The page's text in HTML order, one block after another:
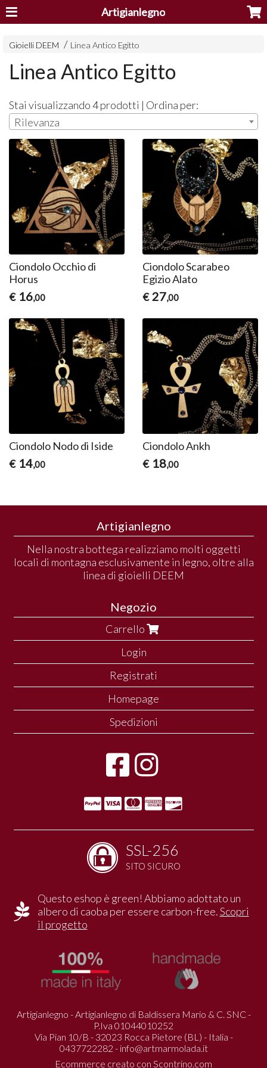
Artigianlegno
Gioielli DEEM Linea Antico Egitto
Linea Antico Egitto
Stai visualizzando 4 prodotti | Ordina per:
Rilevanza
Ciondolo Occhio di
Horus
€ 16,00
Ciondolo Scarabeo
Egizio Alato
€ 27,00
Ciondolo Nodo di Iside
€ 14,00
Ciondolo Ankh
€ 18,00
Artigianlegno
Nella nostra bottega realizziamo molti oggetti
locali di montagna esclusivamente in legno, oltre alla
linea di gioielli DEEM
Negozio
Carrello
Login
Registrati
Homepage
Spedizioni
SSL-256
SITO SICURO
Questo eshop è green! Abbiamo adottato un
albero di caoba per essere carbon-free.Scopri
il progetto
Artigianlegno - Artigianlegno di Baldissera Mario & C. SNC -
P.Iva 01044010252
Via Pian 10/B - 32023 Rocca Pietore (BL) - Italia -
0437722282 - info@artmarmolada.it
Ecommerce creato con Scontrino.com